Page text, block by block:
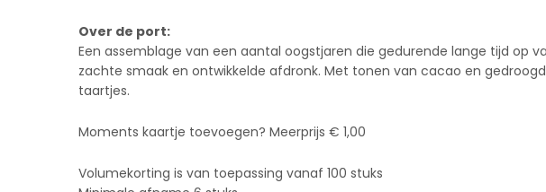
Over de port:
Een assemblage van een aantal oogstjaren die gedurende lange tijd op
zachte smaak en ontwikkelde afdronk. Met tonen van cacao en
taartjes.
Moments kaartje toevoegen? Meerprijs € 1,00
Volumekorting is van toepassing vanaf 100 stuks